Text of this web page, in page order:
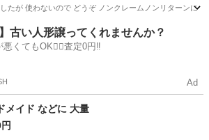
たが 使わないので どうぞ ノンクレームノンリターンに
駅 インテリア雑貨/小物 ハンドメイド
】古い人形譲ってくれませんか？
悪くてもOK🙆‍♀️査定0円‼️
Ad
メイド などに 大量